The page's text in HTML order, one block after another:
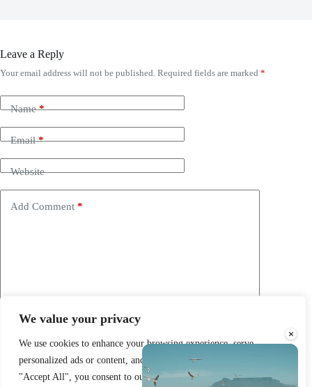
We value your privacy
We use cookies to enhance your browsing experience, serve
personalized ads or content, and analyze our traffic. By clicking
"Accept All", you consent to our use of cookies.
×
Leave a Reply
Your email address will not be published. Required fields are marked *
Name*
Email*
Website
Add Comment *
Save my name, email and website in this browser for the
Post Comment